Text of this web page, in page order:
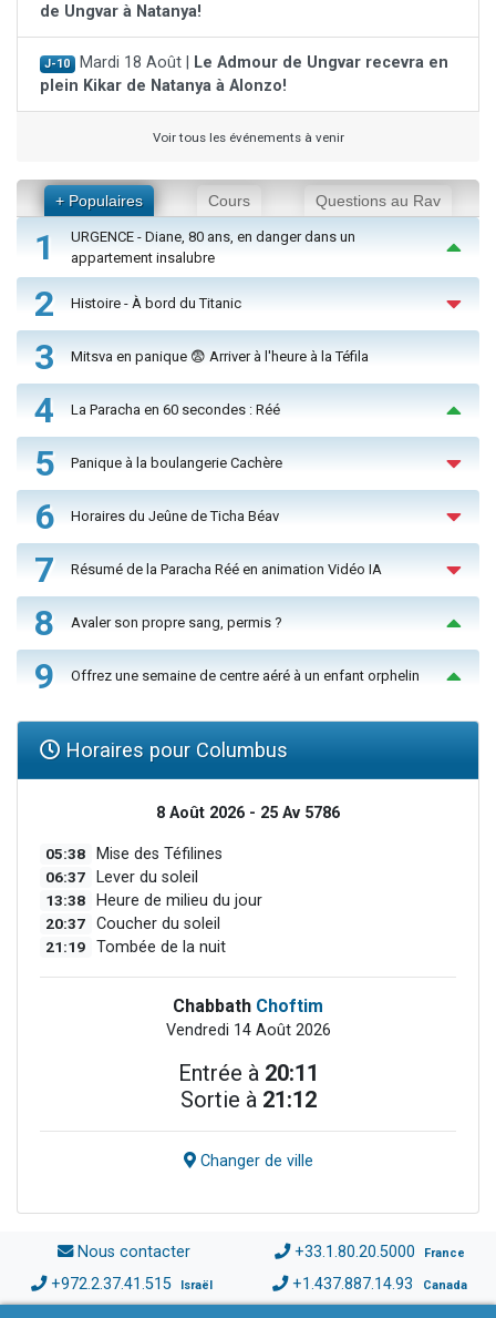
de Ungvar à Natanya!
J-10 Mardi 18 Août |
Le Admour de Ungvar recevra en
plein Kikar de Natanya à Alonzo!
Voir tous les événements à venir
+ Populaires Cours Questions au Rav
1
URGENCE - Diane, 80 ans, en danger dans un
appartement insalubre
2 Histoire - À bord du Titanic
3 Mitsva en panique 😨 Arriver à l'heure à la Téfila
4 La Paracha en 60 secondes : Réé
5 Panique à la boulangerie Cachère
6 Horaires du Jeûne de Ticha Béav
7 Résumé de la Paracha Réé en animation Vidéo IA
8 Avaler son propre sang, permis ?
9 Offrez une semaine de centre aéré à un enfant orphelin
Horaires pour Columbus
8 Août 2026 - 25 Av 5786
05:38 Mise des Téfilines
06:37 Lever du soleil
13:38 Heure de milieu du jour
20:37 Coucher du soleil
21:19 Tombée de la nuit
Chabbath Choftim
Vendredi 14 Août 2026
Entrée à 20:11
Sortie à 21:12
Changer de ville
Nous contacter +33.1.80.20.5000 France
+972.2.37.41.515 Israël +1.437.887.14.93 Canada